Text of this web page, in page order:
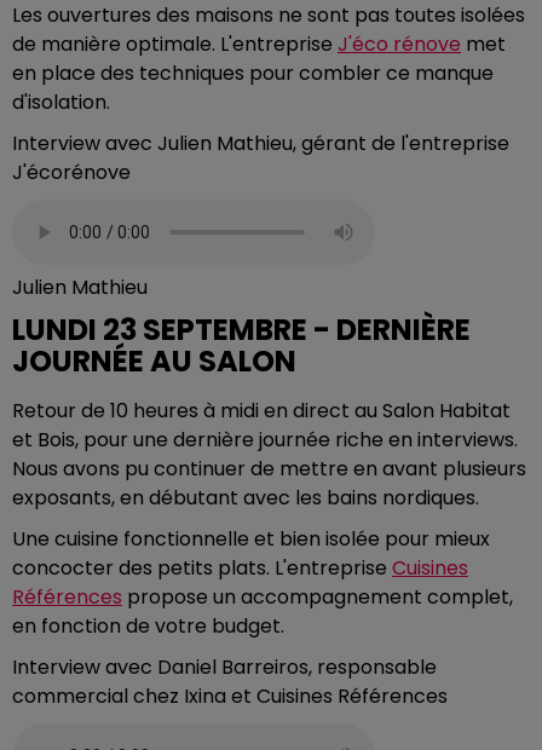
Les ouvertures des maisons ne sont pas toutes isolées
de manière optimale. L'entreprise J'éco rénove met
en place des techniques pour combler ce manque
d'isolation.
Interview avec Julien Mathieu, gérant de l'entreprise
J'écorénove
Julien Mathieu
LUNDI 23 SEPTEMBRE - DERNIÈRE
JOURNÉE AU SALON
Retour de 10 heures à midi en direct au Salon Habitat
et Bois, pour une dernière journée riche en interviews.
Nous avons pu continuer de mettre en avant plusieurs
exposants, en débutant avec les bains nordiques.
Une cuisine fonctionnelle et bien isolée pour mieux
concocter des petits plats. L'entreprise Cuisines
Références propose un accompagnement complet,
en fonction de votre budget.
Interview avec Daniel Barreiros, responsable
commercial chez Ixina et Cuisines Références